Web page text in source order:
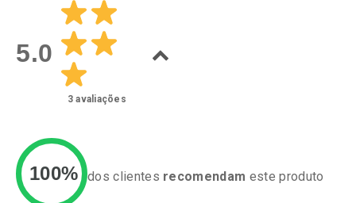
Laboratório
Por Menos
5.0
3 avaliações
100% dos clientes recomendam este produto